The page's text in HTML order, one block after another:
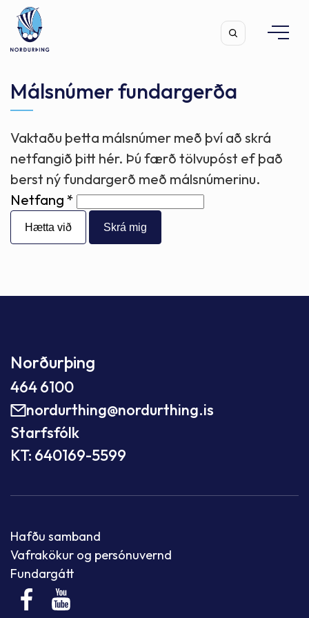
Leita
Málsnúmer fundargerða
Vaktaðu þetta málsnúmer með því að skrá
netfangið þitt hér. Þú færð tölvupóst ef það
berst ný fundargerð með málsnúmerinu.
Netfang
Hætta við
Norðurþing
464 6100
nordurthing@nordurthing.is
Starfsfólk
KT: 640169-5599
Hafðu samband
Vafrakökur og persónuvernd
Fundargátt